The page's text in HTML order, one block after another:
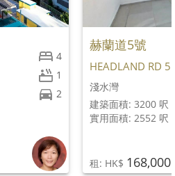
4
1
2
赫蘭道5號
HEADLAND RD 5
淺水灣
建築面積: 3200 呎
實用面積: 2552 呎
租: HK$ 168,000